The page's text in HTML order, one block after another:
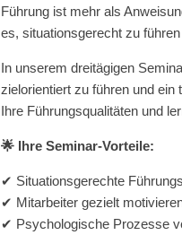
Führung ist mehr als
es, situationsgerecht zu
In unserem dreitägigen
zielorientiert zu führen und
Ihre Führungsqualitäten und
🌟 Ihre Seminar-Vorteile:
✔ Situationsgerechte
✔ Mitarbeiter gezielt
✔ Psychologische Prozesse